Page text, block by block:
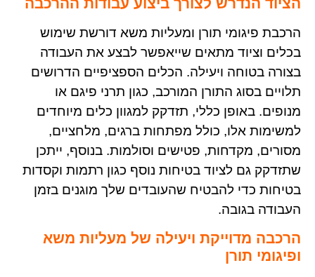
הרכבת פיגומי תורן ומעליות משא דורשת שימוש
בכלים וציוד מתאים שייאפשר לבצע את העבודה
בצורה בטוחה ויעילה. הכלים הספציפיים הדרושים
תלויים בסוג התורן המורכב, כגון תרני פיגם או
מנופים. באופן כללי, תזדקק למגוון כלים מיוחדים
למשימות אלו, כולל מפתחות ברגים, מלחציים,
מסורים, מקדחות, פטישים וסולמות. בנוסף, ייתכן
שתזדקק גם לציוד בטיחות נוסף כגון רתמות וקסדות
בטיחות כדי להבטיח שהעובדים שלך מוגנים בזמן
העבודה בגובה.
הרכבה מדוייקת ויעילה של מעליות משא
ופיגומי תורן